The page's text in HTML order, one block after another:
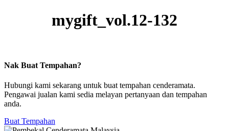
mygift_vol.12-132
Nak Buat Tempahan?
Hubungi kami sekarang untuk buat tempahan cenderamata.
Pengawai jualan kami sedia melayan pertanyaan dan tempahan
anda.
Buat Tempahan